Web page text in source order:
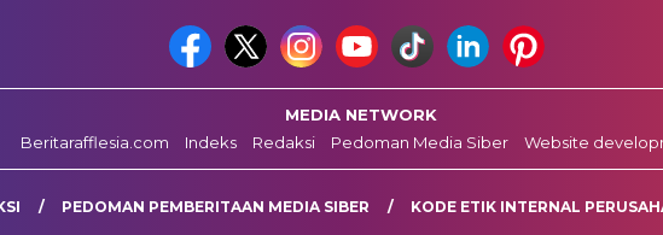
MEDIA NETWORK
Beritarafflesia.com
Indeks Redaksi Pedoman Media Siber Website
PEDOMAN PEMBERITAAN MEDIA SIBER KODE ETIK INTERNAL